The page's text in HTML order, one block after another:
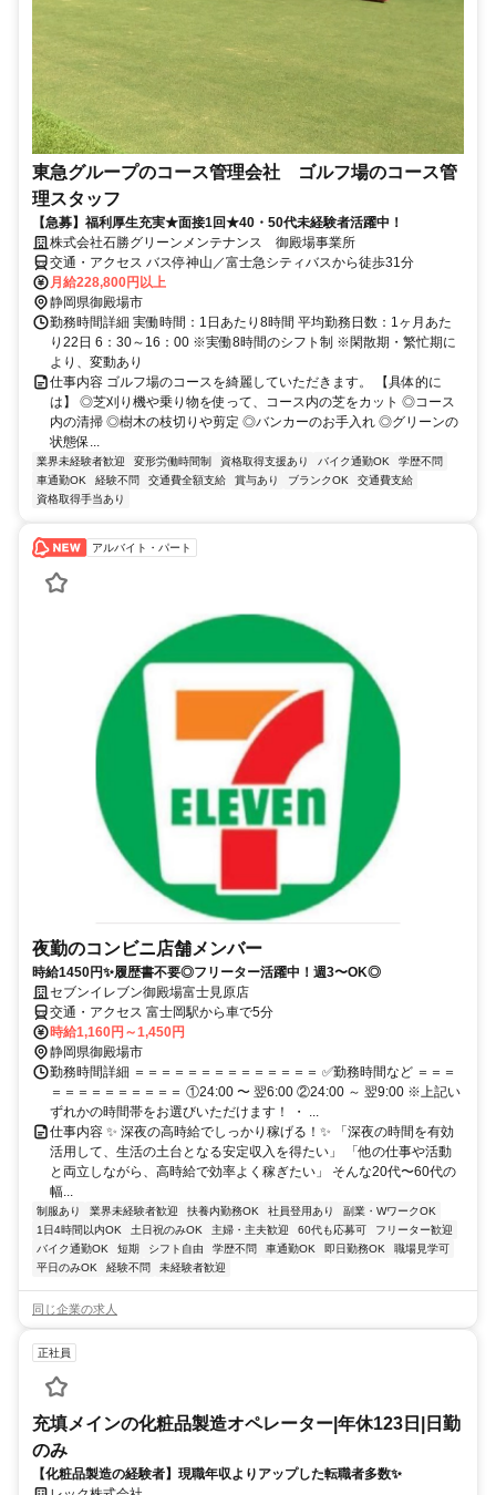
東急グループのコース管理会社 ゴルフ場のコース管
理スタッフ
【急募】福利厚生充実★面接1回★40・50代未経験者活躍中！
株式会社石勝グリーンメンテナンス 御殿場事業所
交通・アクセス バス停神山／富士急シティバスから徒歩31分
月給228,800円以上
静岡県御殿場市
勤務時間詳細 実働時間：1日あたり8時間 平均勤務日数：1ヶ月あた
り22日 6：30～16：00 ※実働8時間のシフト制 ※閑散期・繁忙期に
より、変動あり
仕事内容 ゴルフ場のコースを綺麗していただきます。 【具体的に
は】 ◎芝刈り機や乗り物を使って、コース内の芝をカット ◎コース
内の清掃 ◎樹木の枝切りや剪定 ◎バンカーのお手入れ ◎グリーンの
状態保...
業界未経験者歓迎 変形労働時間制 資格取得支援あり バイク通勤OK
学歴不問
車通勤OK
経験不問 交通費全額支給 賞与あり ブランクOK
交通費支給
資格取得手当あり
アルバイト・パート
夜勤のコンビニ店舗メンバー
時給1450円✨履歴書不要◎フリーター活躍中！週3〜OK◎
セブンイレブン御殿場富士見原店
交通・アクセス 富士岡駅から車で5分
時給1,160円～1,450円
静岡県御殿場市
勤務時間詳細 ＝＝＝＝＝＝＝＝＝＝＝＝＝＝ ✅勤務時間など ＝＝＝
＝＝＝＝＝＝＝＝＝＝ ①24:00 〜 翌6:00 ②24:00 ～ 翌9:00 ※上記い
ずれかの時間帯をお選びいただけます！ ・ ...
仕事内容 ✨ 深夜の高時給でしっかり稼げる！✨ 「深夜の時間を有効
活用して、生活の土台となる安定収入を得たい」 「他の仕事や活動
と両立しながら、高時給で効率よく稼ぎたい」 そんな20代〜60代の
幅...
制服あり 業界未経験者歓迎 扶養内勤務OK 社員登用あり
副業・WワークOK
1日4時間以内OK
土日祝のみOK 主婦・主夫歓迎 60代も応募可
フリーター歓迎
バイク通勤OK
短期 シフト自由 学歴不問 車通勤OK 即日勤務OK
職場見学可
平日のみOK
経験不問 未経験者歓迎
同じ企業の求人
正社員
充填メインの化粧品製造オペレーター|年休123日|日勤
のみ
【化粧品製造の経験者】現職年収よりアップした転職者多数✨